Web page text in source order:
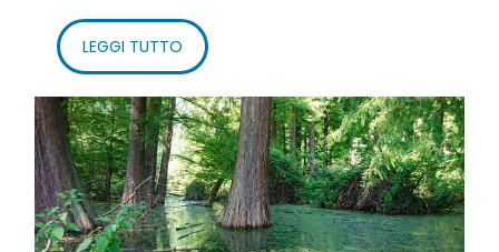
LEGGI TUTTO